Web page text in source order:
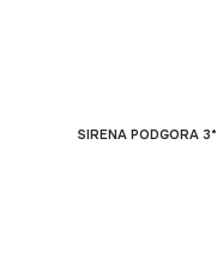
SIRENA PODGORA 3*